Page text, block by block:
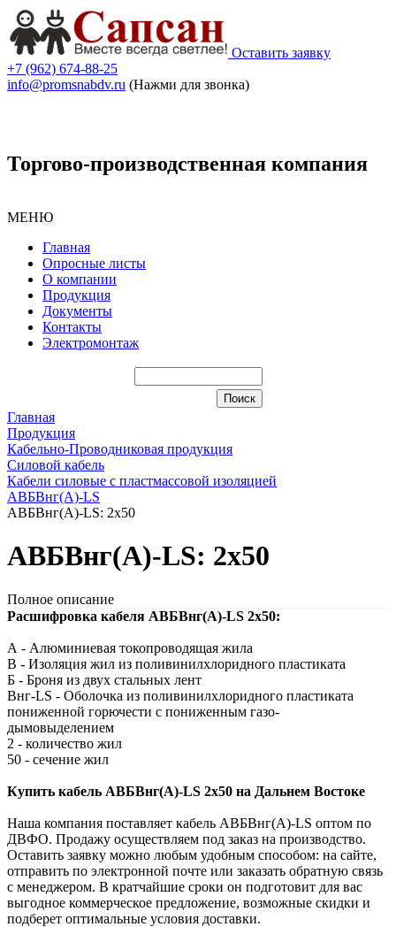
Оставить заявку
+7 (962) 674-88-25
info@promsnabdv.ru (Нажми для звонка)
Торгово-производственная компания
МЕНЮ
Главная
Опросные листы
О компании
Продукция
Документы
Контакты
Электромонтаж
Главная
Продукция
Кабельно-Проводниковая продукция
Силовой кабель
Кабели силовые с пластмассовой изоляцией
АВБВнг(A)-LS
АВБВнг(A)-LS: 2х50
АВБВнг(A)-LS: 2х50
Полное описание
Расшифровка кабеля АВБВнг(A)-LS 2х50:
А - Алюминиевая токопроводящая жила
В - Изоляция жил из поливинилхлоридного пластиката
Б - Броня из двух стальных лент
Внг-LS - Оболочка из поливинилхлоридного пластиката
пониженной горючести с пониженным газо-
дымовыделением
2 - количество жил
50 - сечение жил
Купить кабель АВБВнг(А)-LS 2х50 на Дальнем Востоке
Наша компания поставляет кабель АВБВнг(А)-LS оптом по
ДВФО. Продажу осуществляем под заказ на производство.
Оставить заявку можно любым удобным способом: на сайте,
отправить по электронной почте или заказать обратную связь
с менеджером. В кратчайшие сроки он подготовит для вас
выгодное коммерческое предложение, возможные скидки и
подберет оптимальные условия доставки.